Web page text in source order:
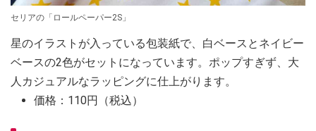
セリアの「ロールペーパー2S」
星のイラストが入っている包装紙で、白ベースとネイビー
ベースの2色がセットになっています。ポップすぎず、大
人カジュアルなラッピングに仕上がります。
価格：110円（税込）